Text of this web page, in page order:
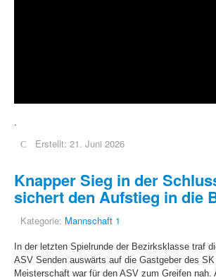
.
Erstellt: 21. Juni 2026
Knapper Sieg in der
sichert den Aufstieg in die
Kategorie: Mannschaft 1
In der letzten Spielrunde der Bezirksklasse traf
ASV Senden auswärts auf die Gastgeber des
Meisterschaft war für den ASV zum Greifen nah.